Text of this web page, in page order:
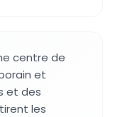
centre de
et
et des
les